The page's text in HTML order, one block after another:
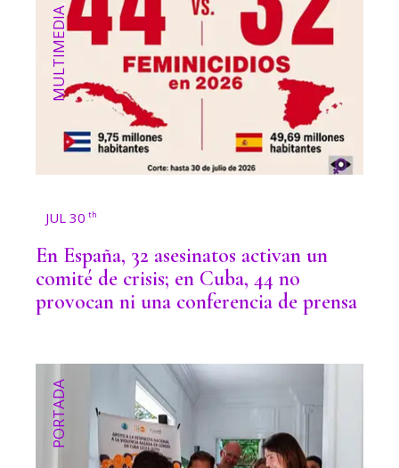
MULTIMEDIA
,
JUL 30 th
En España, 32 asesinatos activan un
comité de crisis; en Cuba, 44 no
provocan ni una conferencia de prensa
PORTADA